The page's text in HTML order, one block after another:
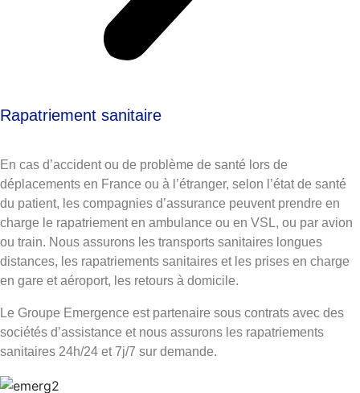
Rapatriement sanitaire
En cas d’accident ou de problème de santé lors de
déplacements en France ou à l’étranger, selon l’état de santé
du patient, les compagnies d’assurance peuvent prendre en
charge le rapatriement en ambulance ou en VSL, ou par avion
ou train. Nous assurons les transports sanitaires longues
distances, les rapatriements sanitaires et les prises en charge
en gare et aéroport, les retours à domicile.
Le Groupe Emergence est partenaire sous contrats avec des
sociétés d’assistance et nous assurons les rapatriements
sanitaires 24h/24 et 7j/7 sur demande.